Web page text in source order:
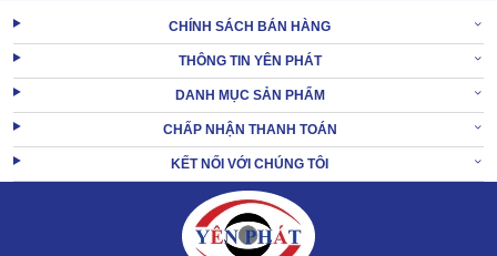
CHÍNH SÁCH BÁN HÀNG
THÔNG TIN YÊN PHÁT
DANH MỤC SẢN PHẨM
CHẤP NHẬN THANH TOÁN
KẾT NỐI VỚI CHÚNG TÔI